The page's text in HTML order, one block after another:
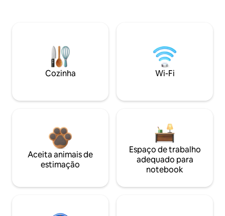
Cozinha Wi-Fi
Aceita animais de
estimação
Espaço de trabalho
adequado para
notebook